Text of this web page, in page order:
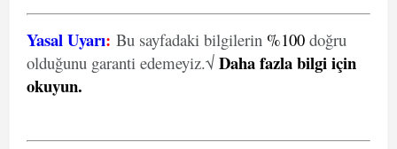
Yasal Uyarı: Bu sayfadaki bilgilerin %100 doğru
olduğunu garanti edemeyiz.√ Daha fazla bilgi için
okuyun.